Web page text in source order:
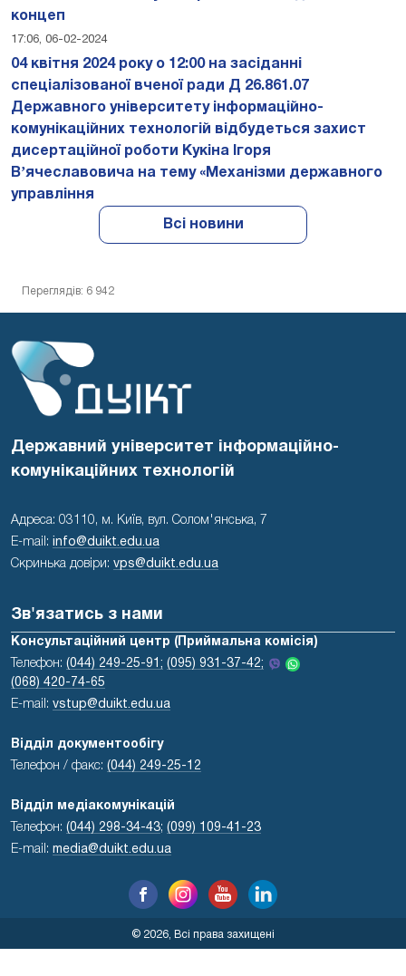
концеп
17:06, 06-02-2024
04 квітня 2024 року о 12:00 на засіданні
спеціалізованої вченої ради Д 26.861.07
Державного університету інформаційно-
комунікаційних технологій відбудеться захист
дисертаційної роботи Кукіна Ігоря
Вʼячеславовича на тему «Механізми державного
управління
Всі новини
Переглядів: 6 942
Державний університет інформаційно-
комунікаційних технологій
Адреса: 03110, м. Київ, вул. Солом'янська, 7
E-mail:
info@duikt.edu.ua
Скринька довіри: vps@duikt.edu.ua
Зв'язатись з нами
Консультаційний центр (Приймальна комісія)
Телефон: (044) 249-25-91; (095) 931-37-42;
(068) 420-74-65
E-mail: vstup@duikt.edu.ua
Відділ документообігу
Телефон / факс: (044) 249-25-12
Відділ медіакомунікацій
Телефон: (044) 298-34-43; (099) 109-41-23
E-mail: media@duikt.edu.ua
© 2026, Всі права захищені